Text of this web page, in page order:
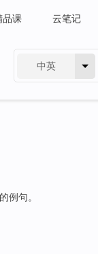
品课 云笔记
中英
例句。